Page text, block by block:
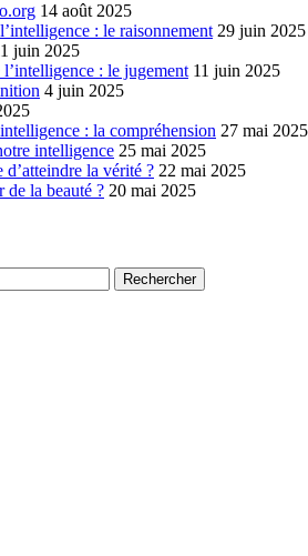
14 août 2025
: le raisonnement 29 juin 2025
juin 2025
: le jugement 11 juin 2025
4 juin 2025
: la compréhension 27 mai 2025
intelligence 25 mai 2025
la vérité ? 22 mai 2025
de la beauté ? 20 mai 2025